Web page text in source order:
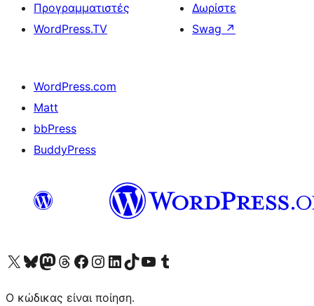
Προγραμματιστές
WordPress.TV
Δωρίστε
Swag ↗
WordPress.com
Matt
bbPress
BuddyPress
Visit our X (formerly Twitter) account
Visit our Bluesky account
Επισκεφθείτε τον λογαριασμό μας στο Mastodon
Visit our Threads account
Επισκεφτείτε τη σελίδα μας στο Facebook
Επισκεφθείτε τον λογαριασμό μας Instagram
Επισκεφθείτε τον λογαριασμό μας LinkedIn
Visit our TikTok account
Visit our YouTube channel
Visit our Tumblr account
Ο κώδικας είναι ποίηση.